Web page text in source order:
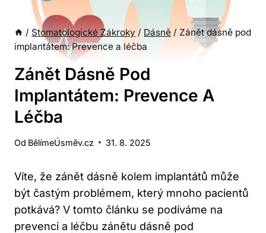
/ Stomatologické Zákroky / Dásně / Zánět dásně pod
implantátem: Prevence a léčba
Zánět Dásně Pod
Implantátem: Prevence A
Léčba
Od BělímeÚsměv.cz 31. 8. 2025
Víte, že zánět dásně kolem implantátů může
být častým problémem, který mnoho pacientů
potkává? V tomto článku se podíváme na
prevenci a léčbu zánětu dásně pod